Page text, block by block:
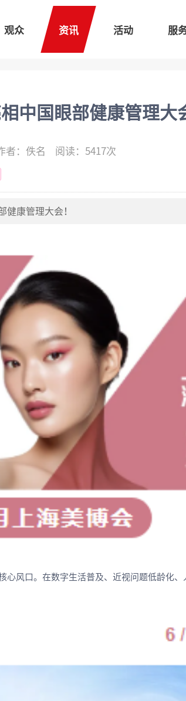
观众 资讯 活动 服
中国眼部健康管理大
者：佚名 阅读：5417次
健康管理大会！
风口。在数字生活普及、近视问题低龄化、